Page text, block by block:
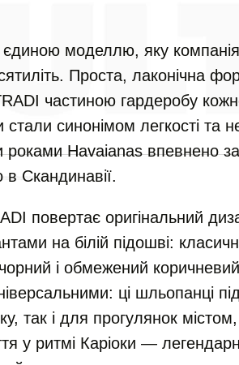
єдиною моделлю, яку
Проста, лаконічна
частиною гардеробу
стали синонімом легкості та
роками Havaianas впевнено
Скандинавії.
повертає оригінальний
на білій підошві:
і обмежений
ці шльопанці
так і для прогулянок
у ритмі Каріоки —